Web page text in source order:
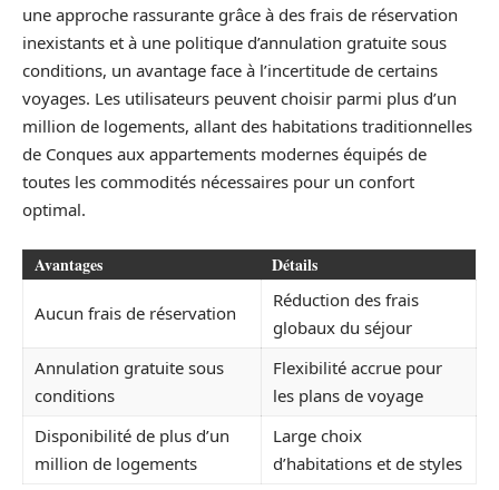
une approche rassurante grâce à des frais de réservation
inexistants et à une politique d’annulation gratuite sous
conditions, un avantage face à l’incertitude de certains
voyages. Les utilisateurs peuvent choisir parmi plus d’un
million de logements, allant des habitations traditionnelles
de Conques aux appartements modernes équipés de
toutes les commodités nécessaires pour un confort
optimal.
Avantages Détails
Aucun frais de réservation
Réduction des frais
globaux du séjour
Annulation gratuite sous
conditions
Flexibilité accrue pour
les plans de voyage
Disponibilité de plus d’un
million de logements
Large choix
d’habitations et de styles